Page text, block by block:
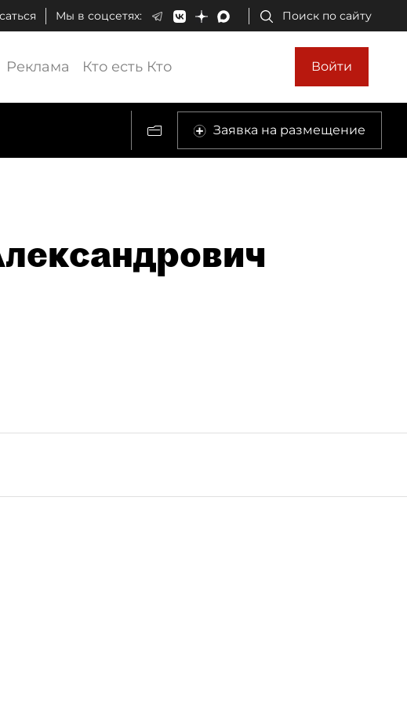
Мы в соцсетях: Поиск по сайту
Реклама Кто есть Кто Войти
Заявка на размещение